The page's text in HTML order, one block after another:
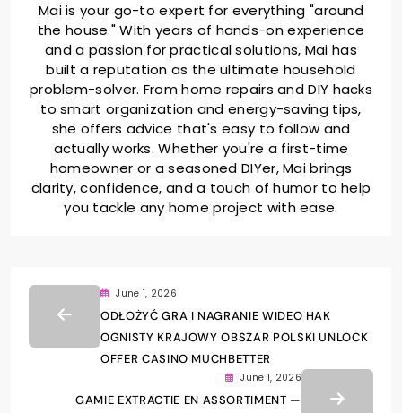
Mai is your go-to expert for everything "around
the house." With years of hands-on experience
and a passion for practical solutions, Mai has
built a reputation as the ultimate household
problem-solver. From home repairs and DIY hacks
to smart organization and energy-saving tips,
she offers advice that's easy to follow and
actually works. Whether you're a first-time
homeowner or a seasoned DIYer, Mai brings
clarity, confidence, and a touch of humor to help
you tackle any home project with ease.
June 1, 2026
ODŁOŻYĆ GRA I NAGRANIE WIDEO HAK
OGNISTY KRAJOWY OBSZAR POLSKI UNLOCK
OFFER CASINO MUCHBETTER
June 1, 2026
GAMIE EXTRACTIE EN ASSORTIMENT —